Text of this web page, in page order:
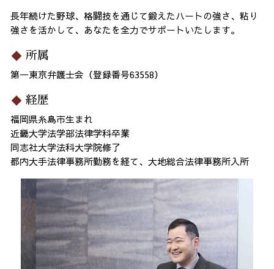
長年続けた野球、格闘技を通じて鍛えたハートの強さ、粘り
強さを活かして、あなたを全力でサポートいたします。
所属
第一東京弁護士会（登録番号63558）
経歴
福岡県糸島市生まれ
近畿大学法学部法律学科卒業
同志社大学法科大学院修了
都内大手法律事務所勤務を経て、大地総合法律事務所入所